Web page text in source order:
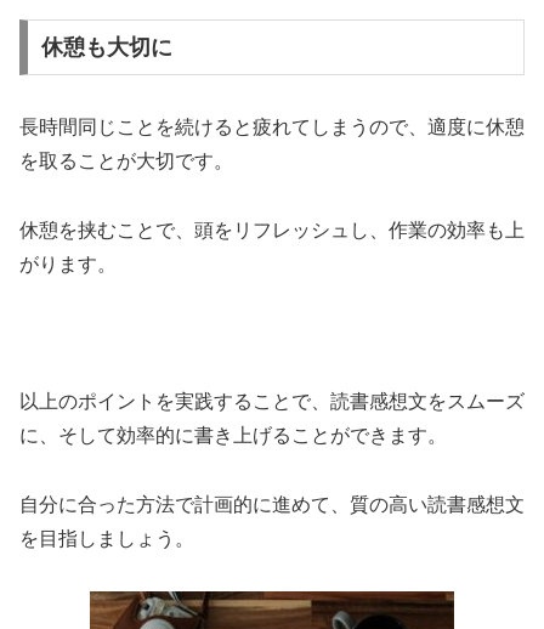
休憩も大切に
長時間同じことを続けると疲れてしまうので、適度に休憩
を取ることが大切です。
休憩を挟むことで、頭をリフレッシュし、作業の効率も上
がります。
以上のポイントを実践することで、読書感想文をスムーズ
に、そして効率的に書き上げることができます。
自分に合った方法で計画的に進めて、質の高い読書感想文
を目指しましょう。